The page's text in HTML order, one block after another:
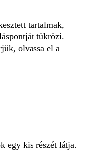
tartalmak,
tükrözi.
olvassa el a
egy kis részét látja.